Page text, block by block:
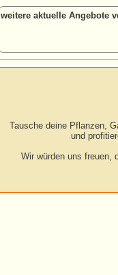
weitere aktuelle Angebote
Tausche deine Pflanzen,
und
Wir würden uns freuen,